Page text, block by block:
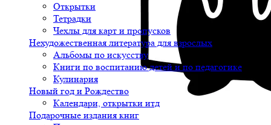
Открытки
Тетрадки
Чехлы для карт и пропусков
Нехудожественная литература для взрослых
Альбомы по искусству
Книги по воспитанию детей и по педагогике
Кулинария
Новый год и Рождество
Календари, открытки итд
Подарочные издания книг